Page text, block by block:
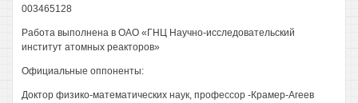
003465128
Работа выполнена в ОАО «ГНЦ Научно-исследовательский
институт атомных реакторов»
Официальные оппоненты:
Доктор физико-математических наук, профессор -Крамер-Агеев